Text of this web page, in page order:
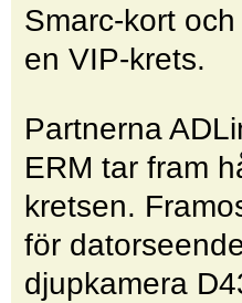
Smarc-kort
en VIP-krets.
Partnerna
ERM tar fram
kretsen.
för
djupkamera